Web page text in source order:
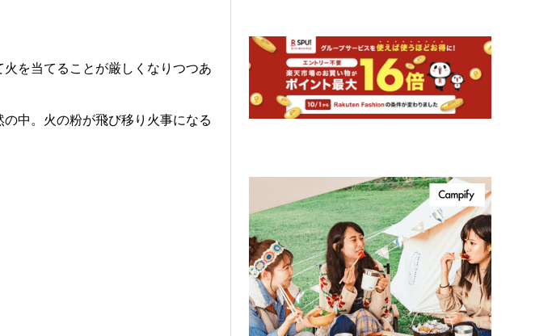
を当てることが厳しくなりつつあ
中。火の粉が飛び移り火事になる